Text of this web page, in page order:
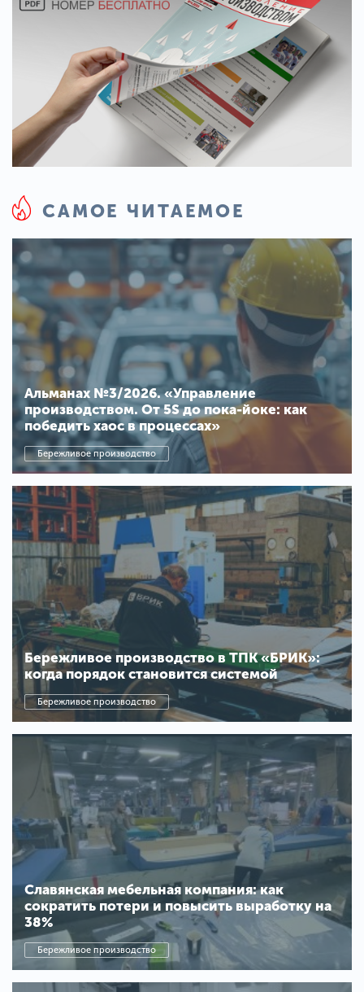
САМОЕ ЧИТАЕМОЕ
Альманах №3/2026. «Управление
производством. От 5S до пока-йоке: как
победить хаос в процессах»
Бережливое производство
Бережливое производство в ТПК «БРИК»:
когда порядок становится системой
Бережливое производство
Славянская мебельная компания: как
сократить потери и повысить выработку на
38%
Бережливое производство